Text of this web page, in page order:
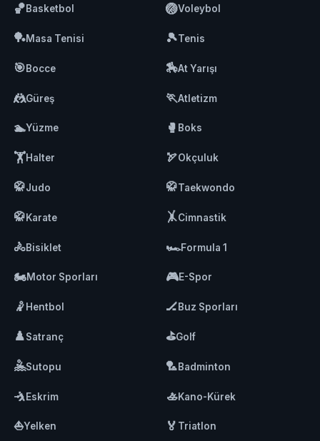
🏀Basketbol 🏐Voleybol
🏓Masa Tenisi 🎾Tenis
🎯Bocce 🏇At Yarışı
🤼Güreş 🏃Atletizm
🏊Yüzme 🥊 Boks
🏋️Halter 🏹Okçuluk
🥋Judo 🥋Taekwondo
🥋Karate 🤸Cimnastik
🚴Bisiklet 🏎️Formula 1
🏍️Motor Sporları 🎮E-Spor
🤾 Hentbol 🏒Buz Sporları
♟️Satranç ⛳Golf
🤽Sutopu 🏸Badminton
🤺Eskrim 🚣Kano-Kürek
⛵Yelken 🏅 Triatlon